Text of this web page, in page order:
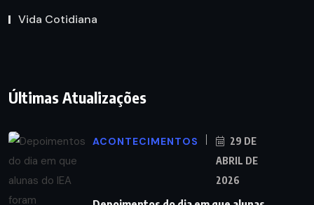
Vida Cotidiana
Últimas Atualizações
ACONTECIMENTOS
29 DE
ABRIL DE
2026